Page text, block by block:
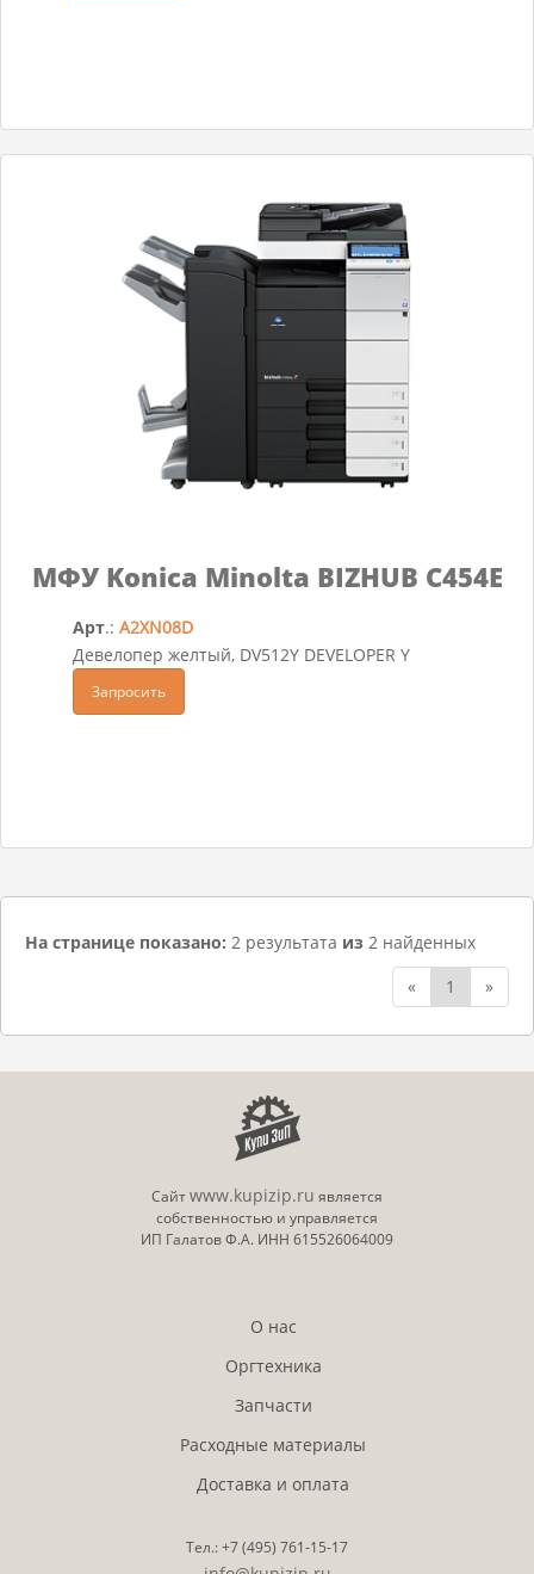
МФУ Konica Minolta BIZHUB C454E
Арт.: A2XN08D
Девелопер желтый, DV512Y DEVELOPER Y
Запросить
На странице показано: 2 результата из 2 найденных
«
1 »
Сайтwww.kupizip.ru является
собственностью и управляется
ИП Галатов Ф.А. ИНН 615526064009
О нас
Оргтехника
Запчасти
Расходные материалы
Доставка и оплата
Тел.:+7 (495) 761-15-17